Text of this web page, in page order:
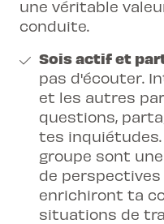
une véritable
conduite.
Sois actif et
pas d'écouter.
et les autres
questions,
tes
groupe sont
de
enrichiront ta
situations de